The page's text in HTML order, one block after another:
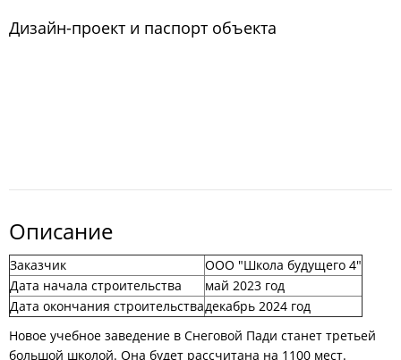
Дизайн-проект и паспорт объекта
Описание
Заказчик
ООО "Школа будущего 4"
Дата начала строительства
май 2023 год
Дата окончания строительствадекабрь 2024 год
Новое учебное заведение в Снеговой Пади станет третьей
большой школой. Она будет рассчитана на 1100 мест.